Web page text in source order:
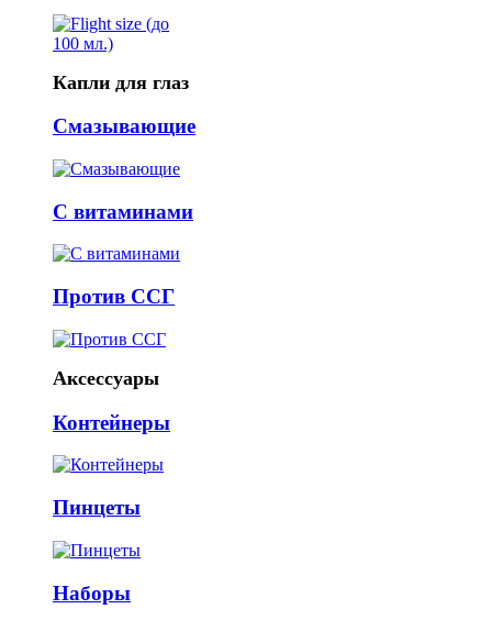
Капли для глаз
Смазывающие
С витаминами
Против ССГ
Аксессуары
Контейнеры
Пинцеты
Наборы